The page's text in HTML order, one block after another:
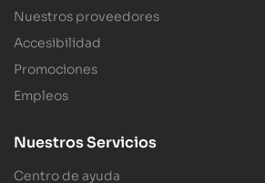
Nuestros proveedores
Accesibilidad
Promociones
Empleos
Nuestros Servicios
Centro de ayuda